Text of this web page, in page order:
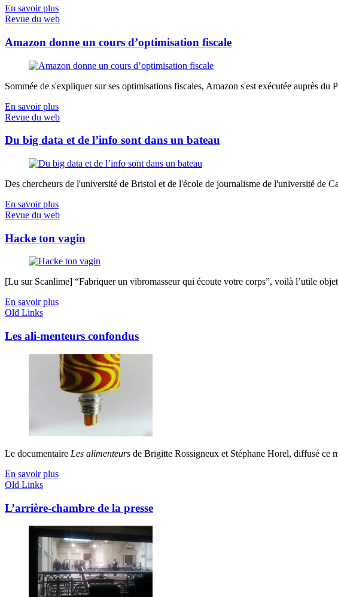
En savoir plus
Revue du web
Amazon donne un cours d’optimisation fiscale
Sommée de s'expliquer sur ses optimisations fiscales, Amazon s'est exécutée auprès du
En savoir plus
Revue du web
Du big data et de l’info sont dans un bateau
Des chercheurs de l'université de Bristol et de l'école de journalisme de l'université de
En savoir plus
Revue du web
Hacke ton vagin
[Lu sur Scanlime] “Fabriquer un vibromasseur qui écoute votre corps”, voilà l’utile
En savoir plus
Old Links
Les ali-menteurs confondus
Le documentaire Les alimenteurs de Brigitte Rossigneux et Stéphane Horel, diffusé ce
En savoir plus
Old Links
L’arrière-chambre de la presse